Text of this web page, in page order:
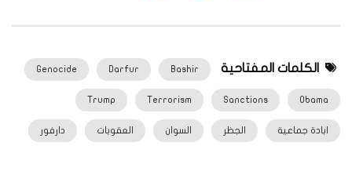
الكلمات المفتاحية Bashir
Darfur
Genocide
Obama
Sanctions
Terrorism
Trump
ابادة جماعية الجظر السوان العقوبات دارفور